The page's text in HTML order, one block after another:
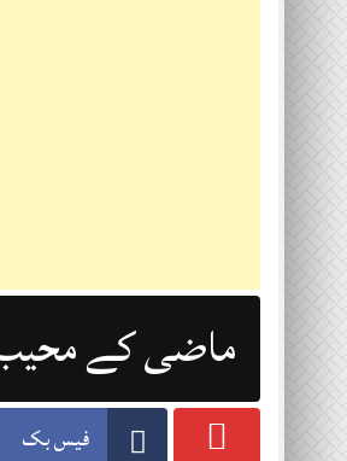
ماضی کے محیب
فیس بک